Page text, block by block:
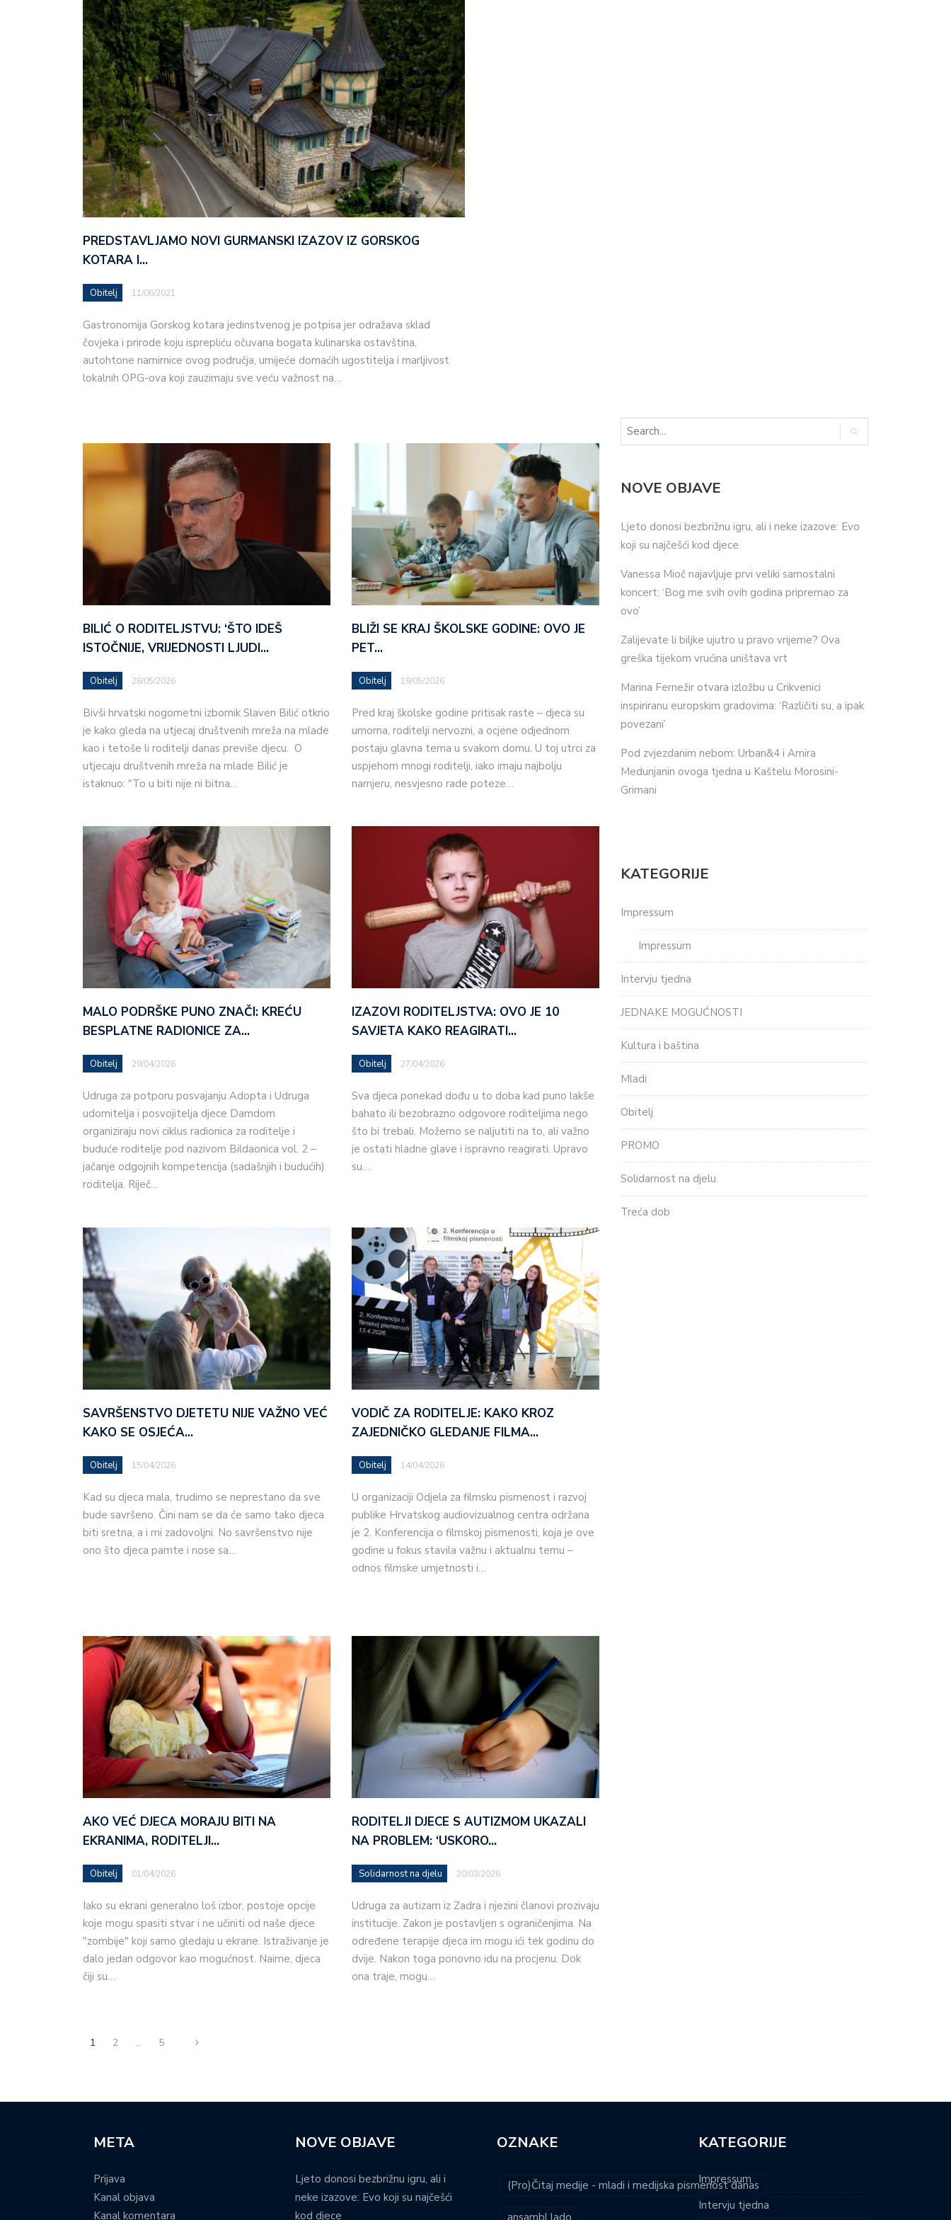
PREDSTAVLJAMO NOVI GURMANSKI IZAZOV IZ GORSKOG
KOTARA I…
Obitelj 11/06/2021
Gastronomija Gorskog kotara jedinstvenog je potpisa jer odražava sklad
čovjeka i prirode koju isprepliću očuvana bogata kulinarska ostavština,
autohtone namirnice ovog područja, umijeće domaćih ugostitelja i marljivost
lokalnih OPG-ova koji zauzimaju sve veću važnost na…
BILIĆ O RODITELJSTVU: ‘ŠTO IDEŠ
ISTOČNIJE, VRIJEDNOSTI LJUDI…
Obitelj 28/05/2026
Bivši hrvatski nogometni izbornik Slaven Bilić otkrio
je kako gleda na utjecaj društvenih mreža na mlade
kao i tetoše li roditelji danas previše djecu. O
utjecaju društvenih mreža na mlade Bilić je
istaknuo: "To u biti nije ni bitna…
BLIŽI SE KRAJ ŠKOLSKE GODINE: OVO JE
PET…
Obitelj 19/05/2026
Pred kraj školske godine pritisak raste – djeca su
umorna, roditelji nervozni, a ocjene odjednom
postaju glavna tema u svakom domu. U toj utrci za
uspjehom mnogi roditelji, iako imaju najbolju
namjeru, nesvjesno rade poteze…
MALO PODRŠKE PUNO ZNAČI: KREĆU
BESPLATNE RADIONICE ZA…
Obitelj 29/04/2026
Udruga za potporu posvajanju Adopta i Udruga
udomitelja i posvojitelja djece Damdom
organiziraju novi ciklus radionica za roditelje i
buduće roditelje pod nazivom Bildaonica vol. 2 ‒
jačanje odgojnih kompetencija (sadašnjih i budućih)
roditelja. Riječ…
IZAZOVI RODITELJSTVA: OVO JE 10
SAVJETA KAKO REAGIRATI…
Obitelj 27/04/2026
Sva djeca ponekad dođu u to doba kad puno lakše
bahato ili bezobrazno odgovore roditeljima nego
što bi trebali. Možemo se naljutiti na to, ali važno
je ostati hladne glave i ispravno reagirati. Upravo
su…
SAVRŠENSTVO DJETETU NIJE VAŽNO VEĆ
KAKO SE OSJEĆA…
Obitelj 15/04/2026
Kad su djeca mala, trudimo se neprestano da sve
bude savršeno. Čini nam se da će samo tako djeca
biti sretna, a i mi zadovoljni. No savršenstvo nije
ono što djeca pamte i nose sa…
VODIČ ZA RODITELJE: KAKO KROZ
ZAJEDNIČKO GLEDANJE FILMA…
Obitelj 14/04/2026
U organizaciji Odjela za filmsku pismenost i razvoj
publike Hrvatskog audiovizualnog centra održana
je 2. Konferencija o filmskoj pismenosti, koja je ove
godine u fokus stavila važnu i aktualnu temu –
odnos filmske umjetnosti i…
AKO VEĆ DJECA MORAJU BITI NA
EKRANIMA, RODITELJI…
Obitelj 01/04/2026
Iako su ekrani generalno loš izbor, postoje opcije
koje mogu spasiti stvar i ne učiniti od naše djece
"zombije" koji samo gledaju u ekrane. Istraživanje je
dalo jedan odgovor kao mogućnost. Naime, djeca
čiji su…
RODITELJI DJECE S AUTIZMOM UKAZALI
NA PROBLEM: ‘USKORO…
Solidarnost na djelu 20/03/2026
Udruga za autizam iz Zadra i njezini članovi prozivaju
institucije. Zakon je postavljen s ograničenjima. Na
određene terapije djeca im mogu ići tek godinu do
dvije. Nakon toga ponovno idu na procjenu. Dok
ona traje, mogu…
1 2 … 5
NOVE OBJAVE
Ljeto donosi bezbrižnu igru, ali i neke izazove: Evo
koji su najčešći kod djece
Vanessa Mioč najavljuje prvi veliki samostalni
koncert: ‘Bog me svih ovih godina pripremao za
ovo’
Zalijevate li biljke ujutro u pravo vrijeme? Ova
greška tijekom vrućina uništava vrt
Marina Fernežir otvara izložbu u Crikvenici
inspiriranu europskim gradovima: ‘Različiti su, a ipak
povezani’
Pod zvjezdanim nebom: Urban&4 i Amira
Medunjanin ovoga tjedna u Kaštelu Morosini-
Grimani
KATEGORIJE
Impressum
Impressum
Intervju tjedna
JEDNAKE MOGUĆNOSTI
Kultura i baština
Mladi
Obitelj
PROMO
Solidarnost na djelu
Treća dob
META
Prijava
Kanal objava
Kanal komentara
NOVE OBJAVE
Ljeto donosi bezbrižnu igru, ali i
neke izazove: Evo koji su najčešći
kod djece
OZNAKE
(Pro)Čitaj medije - mladi i medijska pismenost danas
ansambl lado
KATEGORIJE
Impressum
Intervju tjedna